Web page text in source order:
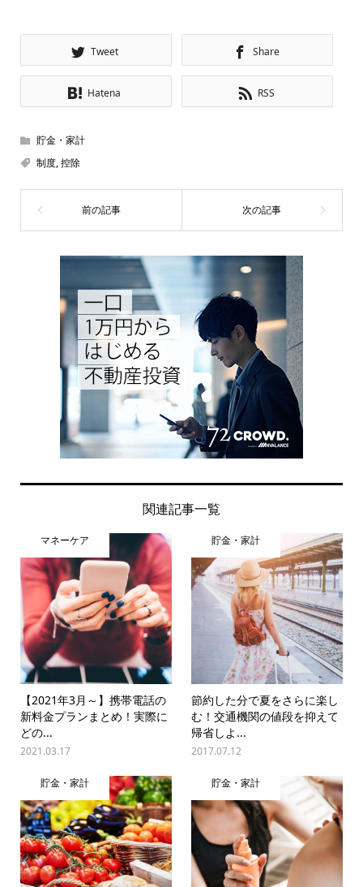
Tweet Share
Hatena RSS
貯金・家計
制度,控除
関連記事一覧
マネーケア
【2021年3月～】携帯電話の
新料金プランまとめ！実際に
どの...
2021.03.17
貯金・家計
節約した分で夏をさらに楽し
む！交通機関の値段を抑えて
帰省しよ...
2017.07.12
貯金・家計 貯金・家計